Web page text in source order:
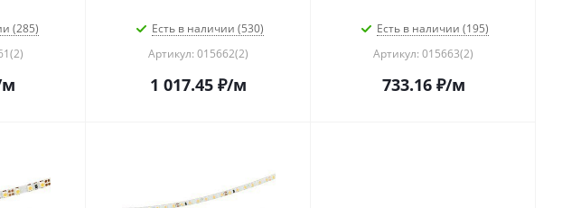
(285)
Есть в наличии (530)
Артикул: 015662(2)
1 017.45 ₽/м
Есть в наличии (195)
Артикул: 015663(2)
733.16₽/м